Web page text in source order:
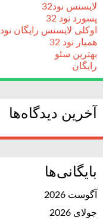
لایسنس نود32
پسورد نود 32
اوکلی لایسنس رایگان نود 32
همیار نود 32
بهترین سئو
رایگان
آخرین دیدگاه‌ها
بایگانی‌ها
آگوست 2026
جولای 2026